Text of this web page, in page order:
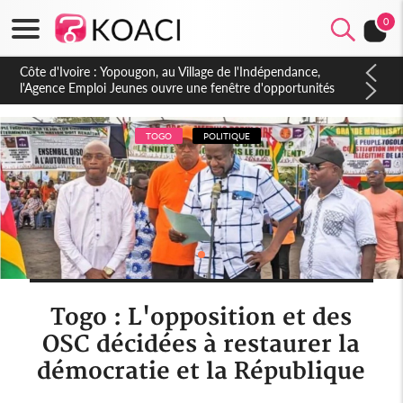
0
Côte d'Ivoire : CHU de Treichville, après la fronde, les agents
contractuels obtiennent un accord avec la direction sur les
arriérés du SMIG 2023
TOGO POLITIQUE
Togo : L'opposition et des
OSC décidées à restaurer la
démocratie et la République